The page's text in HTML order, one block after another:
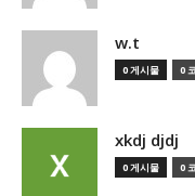
w.t
0 게시물 0
xkdj djdj
0 게시물 0